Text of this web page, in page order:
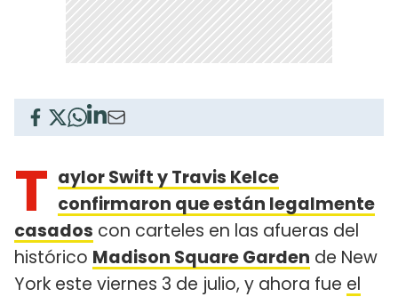
T aylor Swift y Travis Kelce
confirmaron que están legalmente
casados con carteles en las afueras del
histórico Madison Square Garden de New
York este viernes 3 de julio, y ahora fue el